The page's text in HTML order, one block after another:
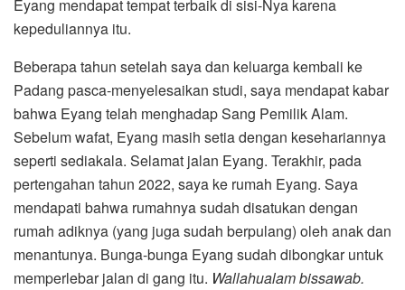
Eyang mendapat tempat terbaik di sisi-Nya karena
kepeduliannya itu.
Beberapa tahun setelah saya dan keluarga kembali ke
Padang pasca-menyelesaikan studi, saya mendapat kabar
bahwa Eyang telah menghadap Sang Pemilik Alam.
Sebelum wafat, Eyang masih setia dengan kesehariannya
seperti sediakala. Selamat jalan Eyang. Terakhir, pada
pertengahan tahun 2022, saya ke rumah Eyang. Saya
mendapati bahwa rumahnya sudah disatukan dengan
rumah adiknya (yang juga sudah berpulang) oleh anak dan
menantunya. Bunga-bunga Eyang sudah dibongkar untuk
memperlebar jalan di gang itu. Wallahualam bissawab.